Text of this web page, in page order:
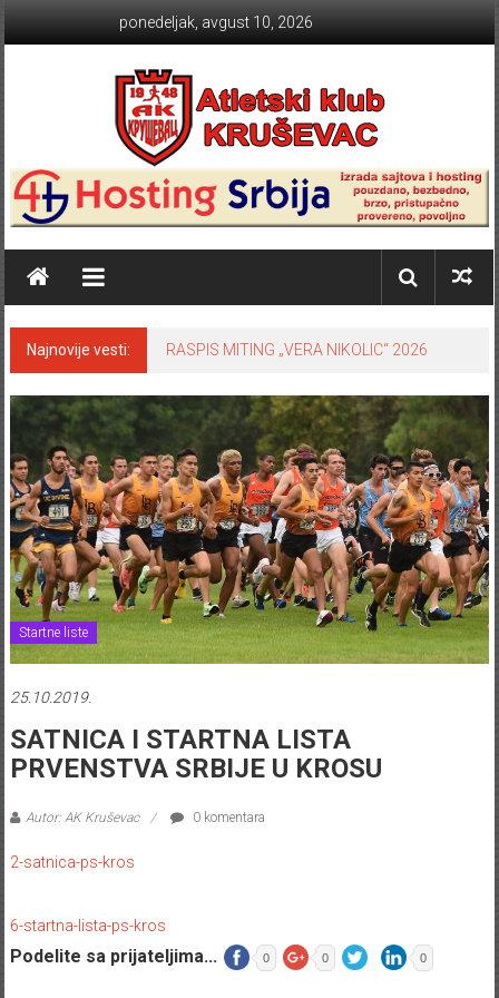
ponedeljak, avgust 10, 2026
Atletski klub KRUŠEVAC
Najnovije vesti: RASPIS MITING „VERA NIKOLIC“ 2026
Startne liste
25.10.2019.
SATNICA I STARTNA LISTA
PRVENSTVA SRBIJE U KROSU
Autor: AK Kruševac 0 komentara
2-satnica-ps-kros
6-startna-lista-ps-kros
Podelite sa prijateljima... 0 0 0